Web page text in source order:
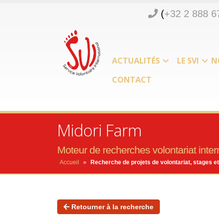
(+32 2 888
ACTUALITÉS LE SVI
CONTACT
Midori Farm
Moteur de recherches volontariat
Accueil » Recherche de projets de volontariat, stages
Retourner à la recherche